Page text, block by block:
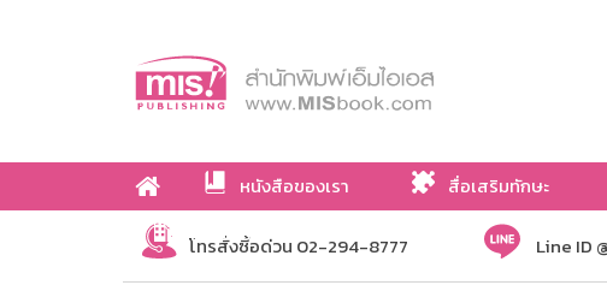
หนังสือของเรา สื่อเสริมทักษะ
เกี่ยวกับเรา
โทรสั่งซื้อด่วน 02-294-8777 Line ID